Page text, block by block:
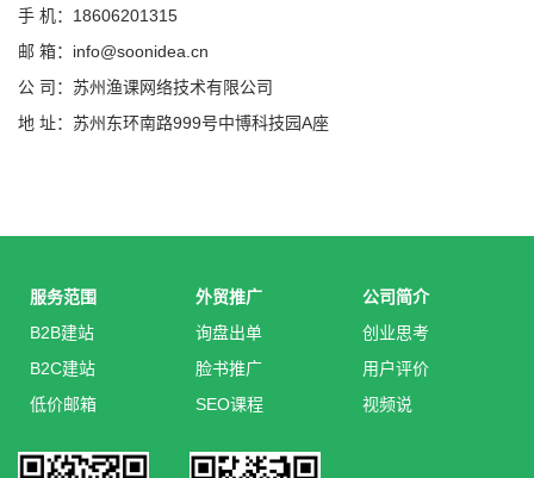
手 机：18606201315
邮 箱：info@soonidea.cn
公 司：苏州渔课网络技术有限公司
地 址：苏州东环南路999号中博科技园A座
服务范围
B2B建站
B2C建站
低价邮箱
外贸推广
询盘出单
脸书推广
SEO课程
公司简介
创业思考
用户评价
视频说